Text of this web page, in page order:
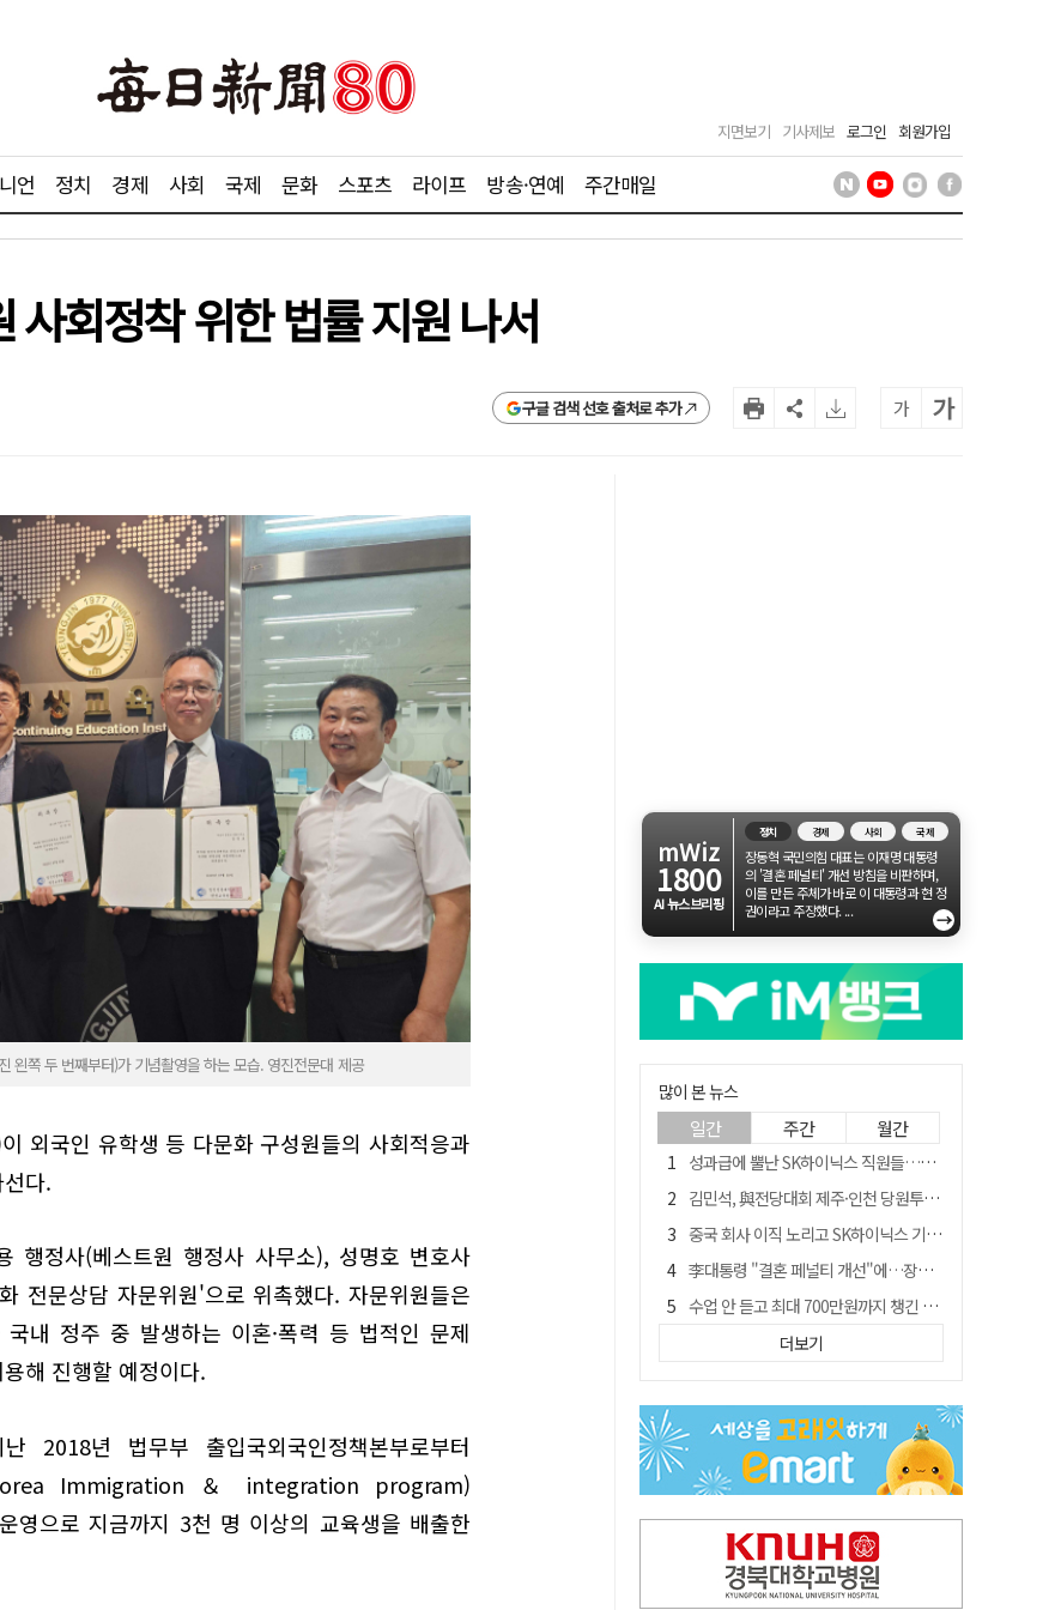
지면보기 기사제보 로그인 회원가입
언 정치 경제 사회 국제 문화 스포츠 라이프 방송·연예 주간매일
사회정착 위한 법률 지원 나서
구글 검색 선호 출처로 추가 가 가
왼쪽 두 번째부터)가 기념촬영을 하는 모습. 영진전문대 제공
외국인 유학생 등 다문화 구성원들의 사회적응과
다.
행정사(베스트원 행정사 사무소), 성명호 변호사
전문상담 자문위원'으로 위촉했다. 자문위원들은
내 정주 중 발생하는 이혼·폭력 등 법적인 문제
해 진행할 예정이다.
2018년 법무부 출입국외국인정책본부로부터
Korea Immigration ＆ integration program)
영으로 지금까지 3천 명 이상의 교육생을 배출한
mWiz
1800
AI 뉴스브리핑
정치 경제 사회 국제
장동혁 국민의힘 대표는 이재명 대통령
의 '결혼 페널티' 개선 방침을 비판하며,
이를 만든 주체가 바로 이 대통령과 현 정
권이라고 주장했다. ...
→
많이 본 뉴스
일간 주간 월간
성과급에 뿔난 SK하이닉스 직원들…3500명 모여 '새 노조' 만든다
김민석, 與전당대회 제주·인천 당원투표서 승리…누적 득표는 '초박빙'
중국 회사 이직 노리고 SK하이닉스 기밀 빼돌려…결국 실형
李대통령 "결혼 페널티 개선"에…장동혁 "그 페널티 만든 게 이 정권"
수업 안 듣고 최대 700만원까지 챙긴 포항 A대학 '유령 선수' 등 19명 무더기 송치
트럼프 만난 손현보 목사…"현재 자유대한민국 여러 면에서 어려움"
경북 칠곡시니어클럽 커피앤솝 사업단…자개소품 만들기 문화체험 운영
"아버지 외출한 사이"…흉기로 40대母 살해한 고교 자퇴생, 구속 기로에
신축 줄고 리모델링 뜨자…건설업계, 로봇·모듈러로 방향 튼다
더보기